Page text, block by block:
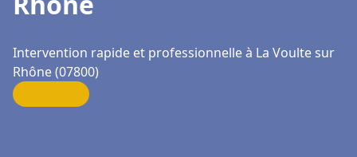
Intervention rapide et professionnelle à La Voulte sur
Rhône (07800)